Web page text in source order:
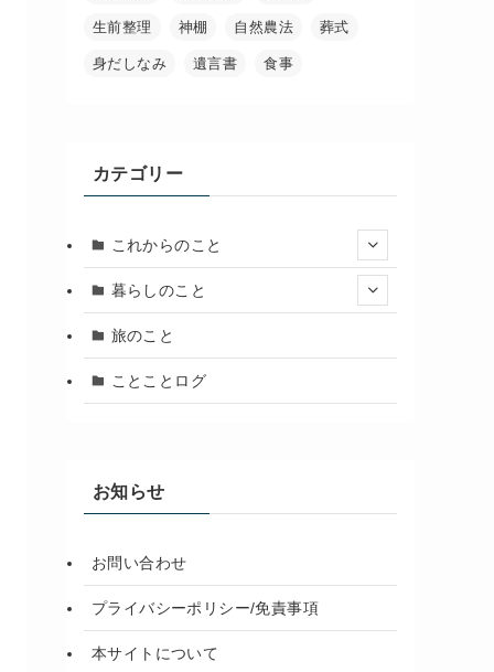
生前整理 神棚 自然農法 葬式
身だしなみ 遺言書 食事
カテゴリー
これからのこと
暮らしのこと
旅のこと
ことことログ
お知らせ
お問い合わせ
プライバシーポリシー/免責事項
本サイトについて